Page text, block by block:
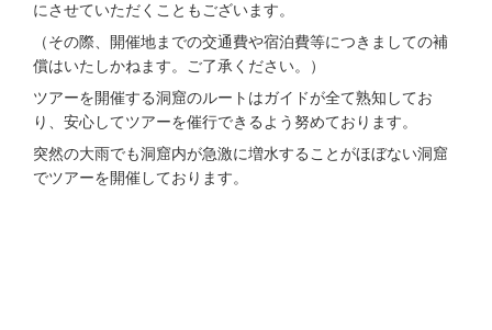
にさせていただくこともございます。
（その際、開催地までの交通費や宿泊費等につきましての補
償はいたしかねます。ご了承ください。）
ツアーを開催する洞窟のルートはガイドが全て熟知してお
り、安心してツアーを催行できるよう努めております。
突然の大雨でも洞窟内が急激に増水することがほぼない洞窟
でツアーを開催しております。